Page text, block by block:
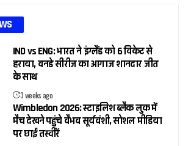
IND vs ENG: भारत ने इंग्लैंड को 6 विकेट से
हराया, वनडे सीरीज का आगाज शानदार जीत
के साथ
3 weeks ago
Wimbledon 2026: स्टाइलिश ब्लैक लुक में
मैच देखने पहुंचे वैभव सूर्यवंशी, सोशल मीडिया
पर छाईं तस्वीरें